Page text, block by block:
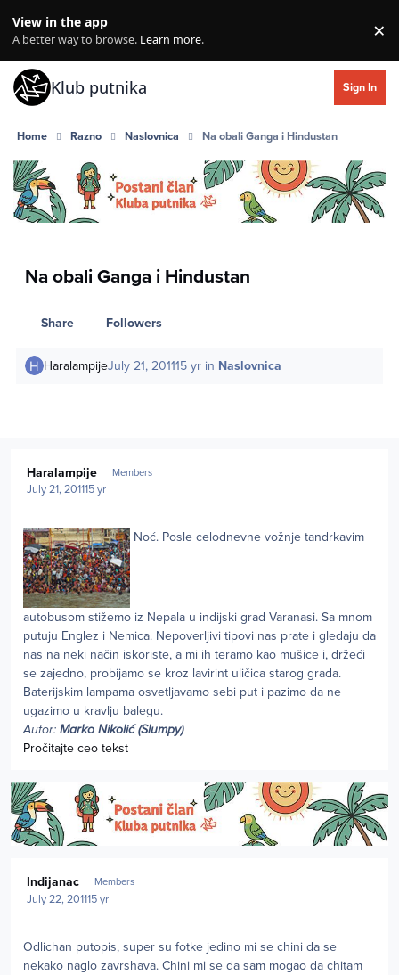
View in the app
A better way to browse. Learn more. ×
Klub putnika Sign In
Home Razno Naslovnica Na obali Ganga i Hindustan
Na obali Ganga i Hindustan
Share Followers
HaralampijeJuly 21, 201115 yr in Naslovnica
Haralampije Members
July 21, 201115 yr
Noć. Posle celodnevne vožnje tandrkavim
autobusom stižemo iz Nepala u indijski grad Varanasi. Sa mnom
putuju Englez i Nemica. Nepoverljivi tipovi nas prate i gledaju da
nas na neki način iskoriste, a mi ih teramo kao mušice i, držeći
se zajedno, probijamo se kroz lavirint uličica starog grada.
Baterijskim lampama osvetljavamo sebi put i pazimo da ne
ugazimo u kravlju balegu.
Autor: Marko Nikolić (Slumpy)
Pročitajte ceo tekst
Indijanac Members
July 22, 201115 yr
Odlichan putopis, super su fotke jedino mi se chini da se
nekako naglo zavrshava. Chini mi se da sam mogao da chitam